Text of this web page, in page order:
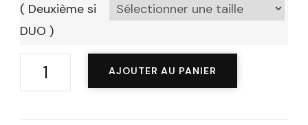
( Deuxième si
DUO )
quantité
AJOUTER AU PANIER